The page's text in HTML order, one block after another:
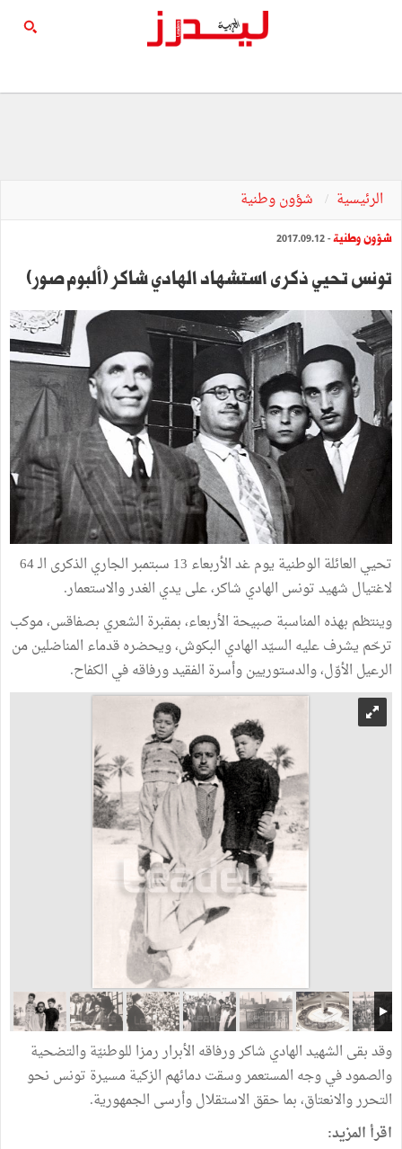
الرئيسية شؤون وطنية
شؤون وطنية- 2017.09.12
تونس تحيي ذكرى استشهاد الهادي شاكر (ألبوم صور)
تحيي العائلة الوطنية يوم غد الأربعاء 13 سبتمبر الجاري الذكرى الـ 64
لاغتيال شهيد تونس الهادي شاكر، على يدي الغدر والاستعمار.
وينتظم بهذه المناسبة صبيحة الأربعاء، بمقبرة الشعري بصفاقس، موكب
ترحّم يشرف عليه السيّد الهادي البكوش، ويحضره قدماء المناضلين من
الرعيل الأوّل، والدستوريين وأسرة الفقيد ورفاقه في الكفاح.
وقد بقى الشهيد الهادي شاكر ورفاقه الأبرار رمزا للوطنيّة والتضحية
والصمود في وجه المستعمر وسقت دمائهم الزكية مسيرة تونس نحو
التحرر والانعتاق، بما حقق الاستقلال وأرسى الجمهورية.
اقرأ المزيد: